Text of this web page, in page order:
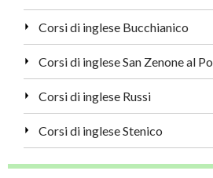
Corsi di inglese Bucchianico
Corsi di inglese San Zenone al Po
Corsi di inglese Russi
Corsi di inglese Stenico